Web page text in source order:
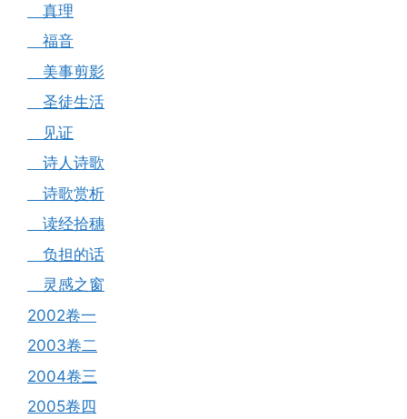
真理
福音
美事剪影
圣徒生活
见证
诗人诗歌
诗歌赏析
读经拾穗
负担的话
灵感之窗
2002卷一
2003卷二
2004卷三
2005卷四